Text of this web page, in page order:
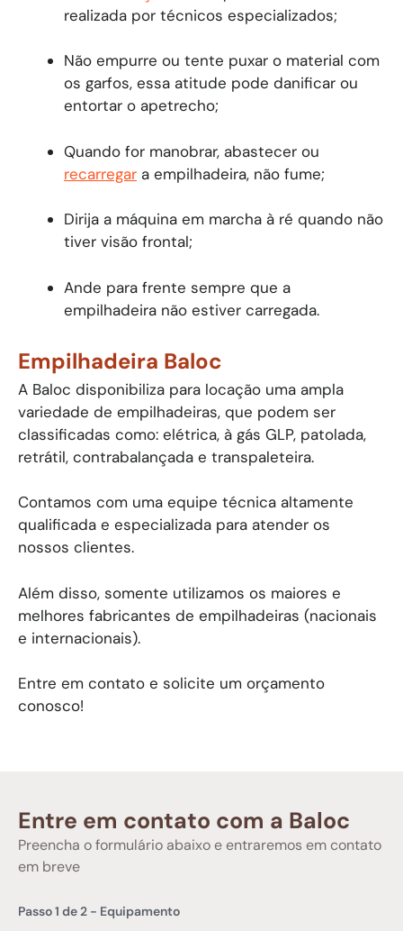
realizada por técnicos especializados;
Não empurre ou tente puxar o material com
os garfos, essa atitude pode danificar ou
entortar o apetrecho;
Quando for manobrar, abastecer ou
recarregar a empilhadeira, não fume;
Dirija a máquina em marcha à ré quando não
tiver visão frontal;
Ande para frente sempre que a
empilhadeira não estiver carregada.
Empilhadeira Baloc
A Baloc disponibiliza para locação uma ampla
variedade de empilhadeiras, que podem ser
classificadas como: elétrica, à gás GLP, patolada,
retrátil, contrabalançada e transpaleteira.
Contamos com uma equipe técnica altamente
qualificada e especializada para atender os
nossos clientes.
Além disso, somente utilizamos os maiores e
melhores fabricantes de empilhadeiras (nacionais
e internacionais).
Entre em contato e solicite um orçamento
conosco!
Entre em contato com a Baloc
Preencha o formulário abaixo e entraremos em contato
em breve
Passo1 de2 - Equipamento